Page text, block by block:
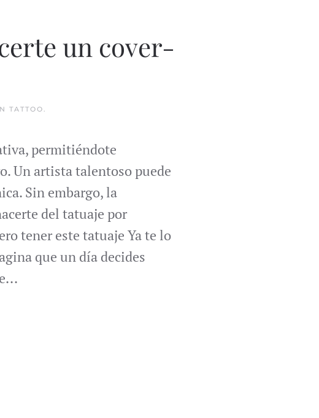
un cover-
TATTOO.
permitiéndote
Un artista talentoso puede
Sin embargo, la
del tatuaje por
tener este tatuaje Ya te lo
que un día decides